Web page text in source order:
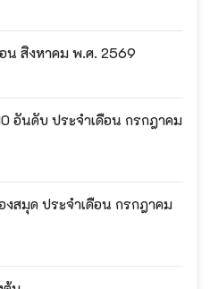
น สิงหาคม พ.ศ. 2569
อันดับ ประจำเดือน กรกฎาคม
สมุด ประจำเดือน กรกฎาคม